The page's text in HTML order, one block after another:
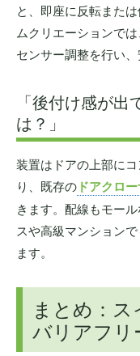
と、即座に反転また
ムクリエーションで
センサー調整を行い
「後付け感が
は？」
装置はドアの上部に
り、既存の ドアクロ
きます。配線もモー
スや高級マンション
ます。
まとめ：
バリアフリ